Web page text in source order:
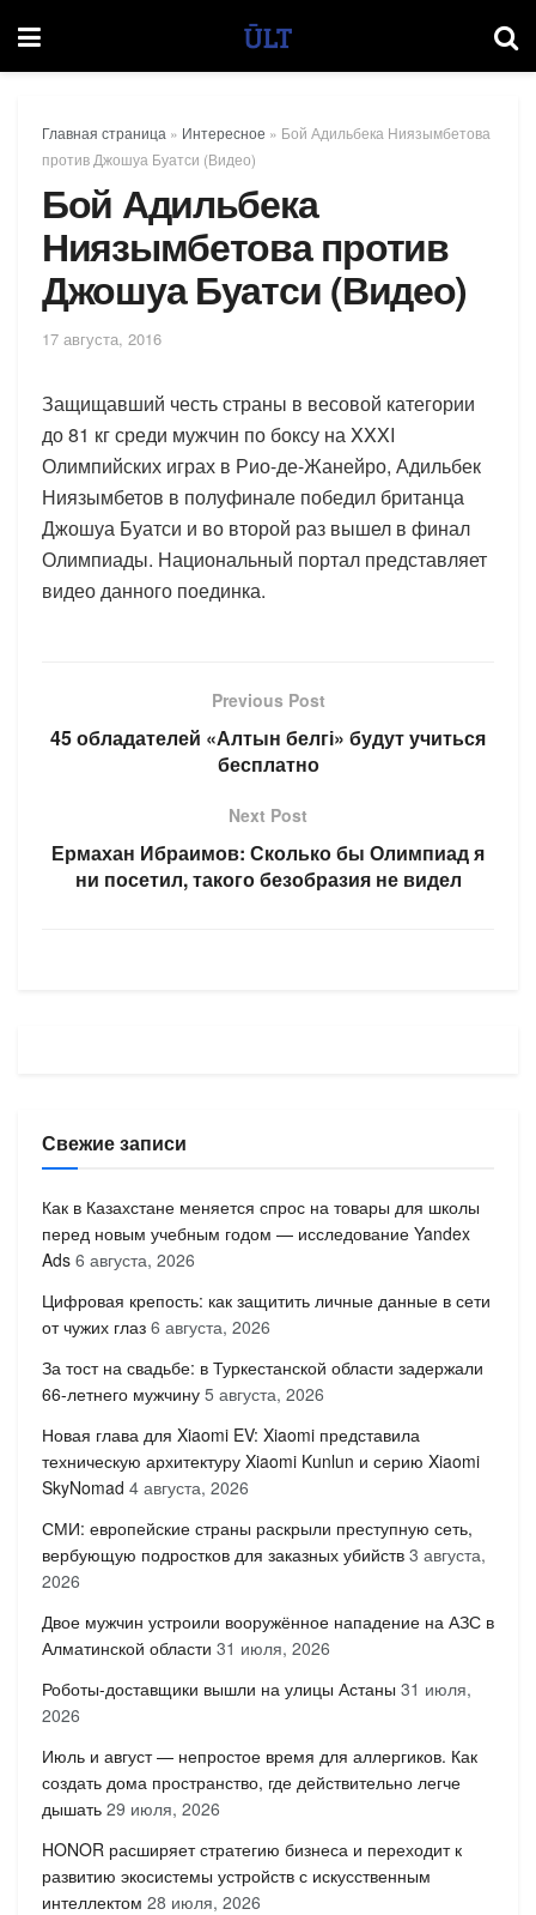
Главная страница » Интересное » Бой Адильбека Ниязымбетова
против Джошуа Буатси (Видео)
Бой Адильбека
Ниязымбетова против
Джошуа Буатси (Видео)
17 августа, 2016
Защищавший честь страны в весовой категории
до 81 кг среди мужчин по боксу на XXXI
Олимпийских играх в Рио-де-Жанейро, Адильбек
Ниязымбетов в полуфинале победил британца
Джошуа Буатси и во второй раз вышел в финал
Олимпиады. Национальный портал представляет
видео данного поединка.
Previous Post
45 обладателей «Алтын белгі» будут учиться
бесплатно
Next Post
Ермахан Ибраимов: Сколько бы Олимпиад я
ни посетил, такого безобразия не видел
Свежие записи
Как в Казахстане меняется спрос на товары для школы
перед новым учебным годом — исследование Yandex
Ads 6 августа, 2026
Цифровая крепость: как защитить личные данные в сети
от чужих глаз 6 августа, 2026
За тост на свадьбе: в Туркестанской области задержали
66-летнего мужчину 5 августа, 2026
Новая глава для Xiaomi EV: Xiaomi представила
техническую архитектуру Xiaomi Kunlun и серию Xiaomi
SkyNomad 4 августа, 2026
СМИ: европейские страны раскрыли преступную сеть,
вербующую подростков для заказных убийств 3 августа,
2026
Двое мужчин устроили вооружённое нападение на АЗС в
Алматинской области 31 июля, 2026
Роботы-доставщики вышли на улицы Астаны 31 июля,
2026
Июль и август — непростое время для аллергиков. Как
создать дома пространство, где действительно легче
дышать 29 июля, 2026
HONOR расширяет стратегию бизнеса и переходит к
развитию экосистемы устройств с искусственным
интеллектом 28 июля, 2026